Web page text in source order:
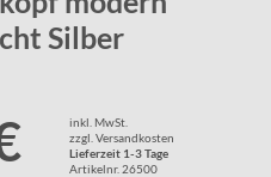
Silber
inkl. MwSt.
zzgl. Versandkosten
Lieferzeit 1-3 Tage
Artikelnr. 26500